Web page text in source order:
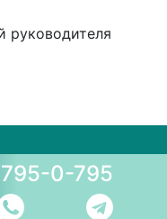
руководителя
0-795